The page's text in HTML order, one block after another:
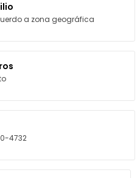
a zona geográfica
4732